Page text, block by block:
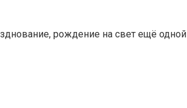
рождение на свет ещё одной